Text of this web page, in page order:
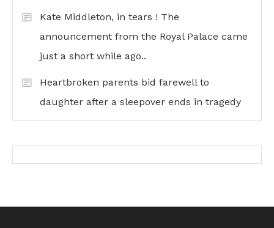
Kate Middleton, in tears ! The
announcement from the Royal Palace came
just a short while ago..
Heartbroken parents bid farewell to
daughter after a sleepover ends in tragedy